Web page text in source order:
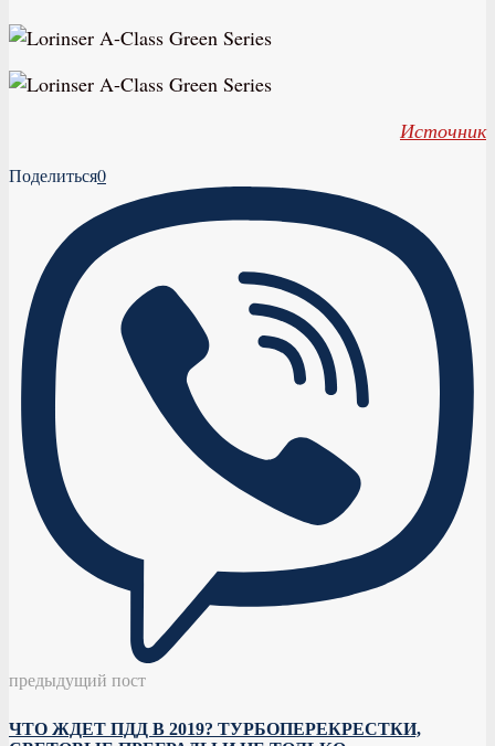
Источник
Поделиться0
предыдущий пост
ЧТО ЖДЕТ ПДД В 2019? ТУРБОПЕРЕКРЕСТКИ,